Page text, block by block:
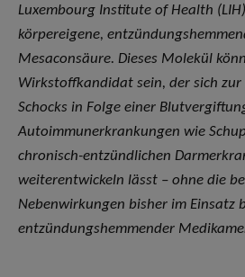
Luxembourg Institute of Health
körpereigene,
Mesaconsäure. Dieses Molekül
Wirkstoffkandidat sein, der sich zur
Schocks in Folge einer
Autoimmunerkrankungen wie
chronisch-entzündlichen
weiterentwickeln lässt – ohne die
Nebenwirkungen bisher im Einsatz
entzündungshemmender